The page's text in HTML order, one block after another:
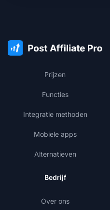
Prijzen
Functies
Integratie methoden
Mobiele apps
Alternatieven
Bedrijf
Over ons